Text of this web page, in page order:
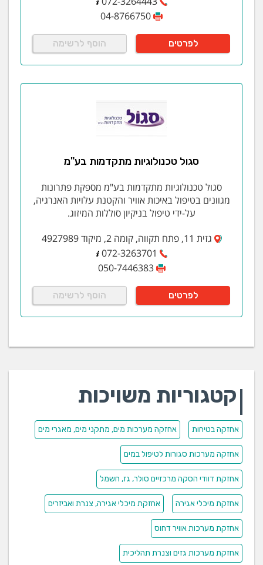
04-8766750
לפרטים הוסף לרשימה
סגול טכנולוגיות מתקדמות בע"מ
סגול טכנולוגיות מתקדמות בע"מ מספקת פתרונות
מגוונים בטיפול באיכות אוויר והקטנת עלויות האנרגיה,
על-ידי טיפול בניקיון סוללות המיזוג.
גזית 11, פתח תקווה, קומה 2, מיקוד 4927989
072-3263701
050-7446383
לפרטים הוסף לרשימה
קטגוריות משויכות
אחזקה בטיחות אחזקה מערכות מים, מתקני מים, מאגרי מים
אחזקה מערכות סגורות לטיפול במים
אחזקת דוודי הסקה מרכזיים סולר, גז, חשמל
אחזקת מיכלי אגירה אחזקת מיכלי אגירה, צנרת ואביזרים
אחזקת מערכות אוויר דחוס
אחזקת מערכות גזים וצנרת תהליכית